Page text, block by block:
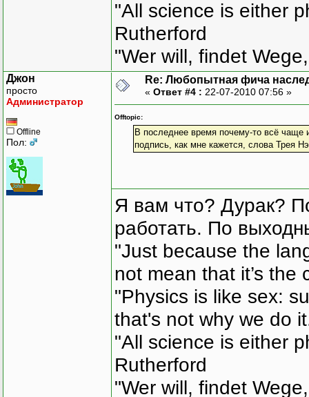
"All science is either
Rutherford
"Wer will, findet
Джон
просто
Администратор
Offline
Пол:
Re: Любопытная фича
« Ответ #4 : 22-07-2010 07:56 »
Offtopic:
В последнее время почему-то всё чаще
подпись, как мне кажется, слова Трея
Я вам что? Дурак?
работать. По
"Just because the
not mean that it’s the
"Physics is like sex:
that's not why we do
"All science is either
Rutherford
"Wer will, findet